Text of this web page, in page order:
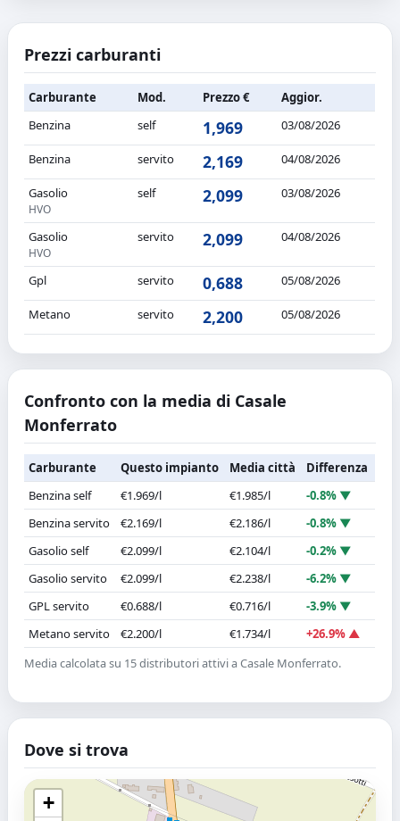
Prezzi carburanti
Carburante Mod. Prezzo €
Aggior.
Benzina
self 1,969 03/08/2026
Benzina servito 2,169 04/08/2026
Gasolio
HVO
self 2,099 03/08/2026
Gasolio
HVO
servito 2,099 04/08/2026
Gpl servito 0,688 05/08/2026
Metano servito 2,200 05/08/2026
Confronto con la media di Casale
Monferrato
Carburante Questo impianto Media città
Differenza
Benzina self
€1.969/l €1.985/l
-0.8% ▼
Benzina servito
€2.169/l €2.186/l
-0.8% ▼
Gasolio self
€2.099/l €2.104/l
-0.2% ▼
Gasolio servito
€2.099/l €2.238/l
-6.2% ▼
GPL servito
€0.688/l €0.716/l
-3.9% ▼
Metano servito
€2.200/l €1.734/l
+26.9% ▲
Media calcolata su 15 distributori attivi a Casale Monferrato.
Dove si trova
+